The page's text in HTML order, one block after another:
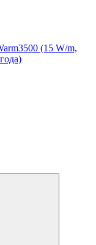
(15 W/m,